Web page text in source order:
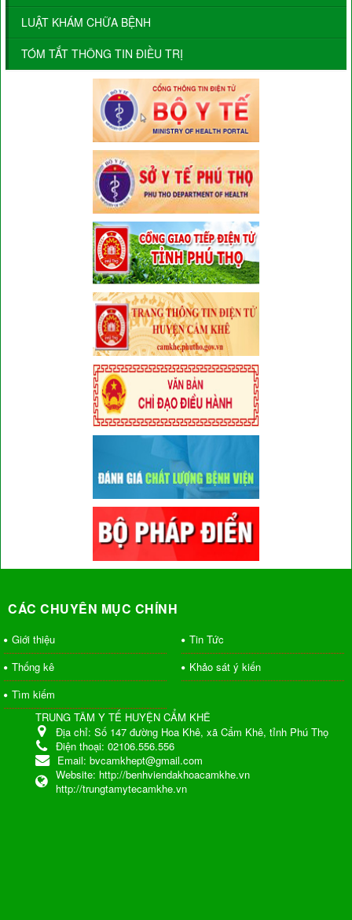
LUẬT KHÁM CHỮA BỆNH
TÓM TẮT THÔNG TIN ĐIỀU TRỊ
CÁC CHUYÊN MỤC CHÍNH
Giới thiệu
Tin Tức
Thống kê
Khảo sát ý kiến
Tìm kiếm
TRUNG TÂM Y TẾ HUYỆN CẨM KHÊ
Địa chỉ: Số 147 đường Hoa Khê, xã Cẩm Khê, tỉnh Phú Thọ
Điện thoại: 02106.556.556
Email: bvcamkhept@gmail.com
Website: http://benhviendakhoacamkhe.vn
http://trungtamytecamkhe.vn